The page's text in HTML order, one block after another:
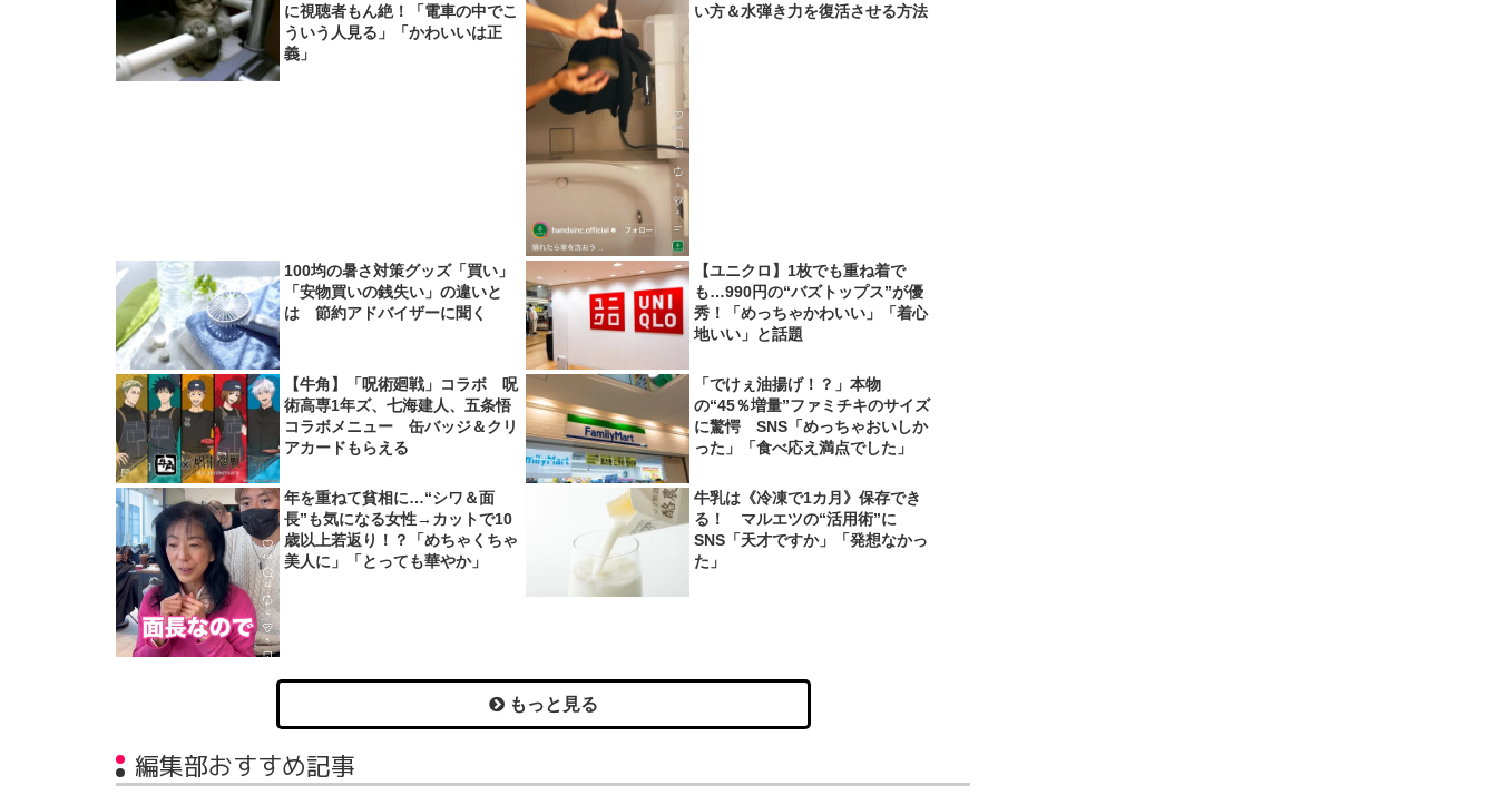
に視聴者もん絶！「電車の中でこ
ういう人見る」「かわいいは正
義」
い方＆水弾き力を復活させる方法
100均の暑さ対策グッズ「買い」
「安物買いの銭失い」の違いと
は 節約アドバイザーに聞く
【ユニクロ】1枚でも重ね着で
も…990円の“バズトップス”が優
秀！「めっちゃかわいい」「着心
地いい」と話題
【牛角】「呪術廻戦」コラボ 呪
術高専1年ズ、七海建人、五条悟
コラボメニュー 缶バッジ＆クリ
アカードもらえる
「でけぇ油揚げ！？」本物
の“45％増量”ファミチキのサイズ
に驚愕 SNS「めっちゃおいしか
った」「食べ応え満点でした」
年を重ねて貧相に…“シワ＆面
長”も気になる女性→カットで10
歳以上若返り！？「めちゃくちゃ
美人に」「とっても華やか」
牛乳は《冷凍で1カ月》保存でき
る！ マルエツの“活用術”に
SNS「天才ですか」「発想なかっ
た」
もっと見る
編集部おすすめ記事